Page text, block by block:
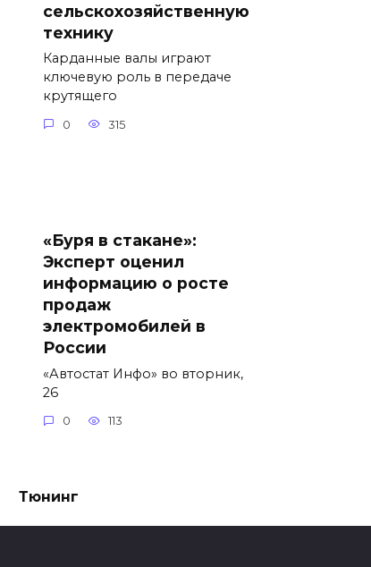
сельскохозяйственную
технику
Карданные валы играют
ключевую роль в передаче
крутящего
0 315
«Буря в стакане»:
Эксперт оценил
информацию о росте
продаж
электромобилей в
России
«Автостат Инфо» во вторник,
26
0 113
Тюнинг